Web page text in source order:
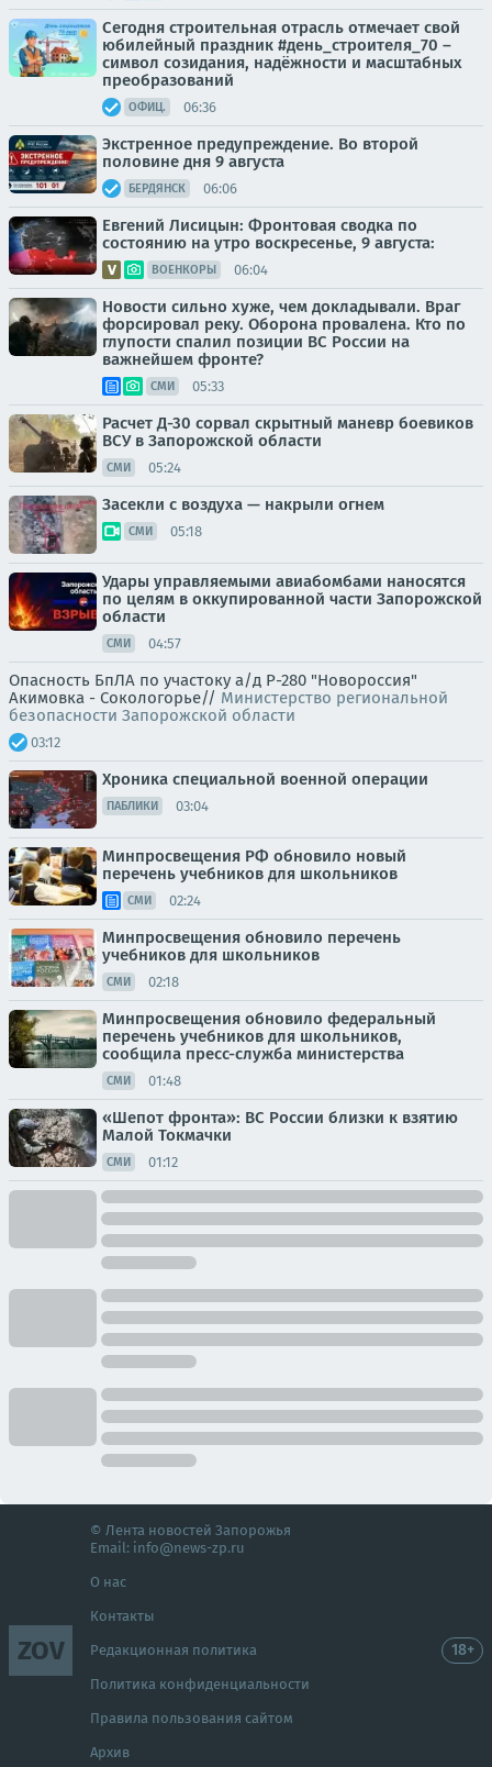
Сегодня строительная отрасль отмечает свой
юбилейный праздник #день_строителя_70 –
символ созидания, надёжности и масштабных
преобразований
ОФИЦ. 06:36
Экстренное предупреждение. Во второй
половине дня 9 августа
БЕРДЯНСК 06:06
Евгений Лисицын: Фронтовая сводка по
состоянию на утро воскресенье, 9 августа:
ВОЕНКОРЫ 06:04
Новости сильно хуже, чем докладывали. Враг
форсировал реку. Оборона провалена. Кто по
глупости спалил позиции ВС России на
важнейшем фронте?
СМИ 05:33
Расчет Д-30 сорвал скрытный маневр боевиков
ВСУ в Запорожской области
СМИ 05:24
Засекли с воздуха — накрыли огнем
СМИ 05:18
Удары управляемыми авиабомбами наносятся
по целям в оккупированной части Запорожской
области
СМИ 04:57
Опасность БпЛА по участоку а/д Р-280 "Новороссия"
Акимовка - Сокологорье// Министерство региональной
безопасности Запорожской области
03:12
Хроника специальной военной операции
ПАБЛИКИ 03:04
Минпросвещения РФ обновило новый
перечень учебников для школьников
СМИ 02:24
Минпросвещения обновило перечень
учебников для школьников
СМИ 02:18
Минпросвещения обновило федеральный
перечень учебников для школьников,
сообщила пресс-служба министерства
СМИ 01:48
«Шепот фронта»: ВС России близки к взятию
Малой Токмачки
СМИ 01:12
ZOV
© Лента новостей Запорожья
Email: info@news-zp.ru
О нас
Контакты
Редакционная политика
Политика конфиденциальности
Правила пользования сайтом
Архив
18+